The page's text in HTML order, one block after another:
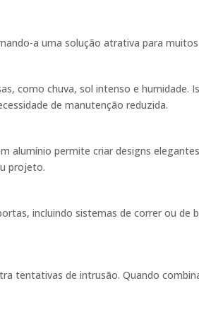
a uma solução atrativa para
como chuva, sol intenso e humidade.
de manutenção reduzida.
alumínio permite criar designs
projeto.
incluindo sistemas de correr ou
tentativas de intrusão. Quando